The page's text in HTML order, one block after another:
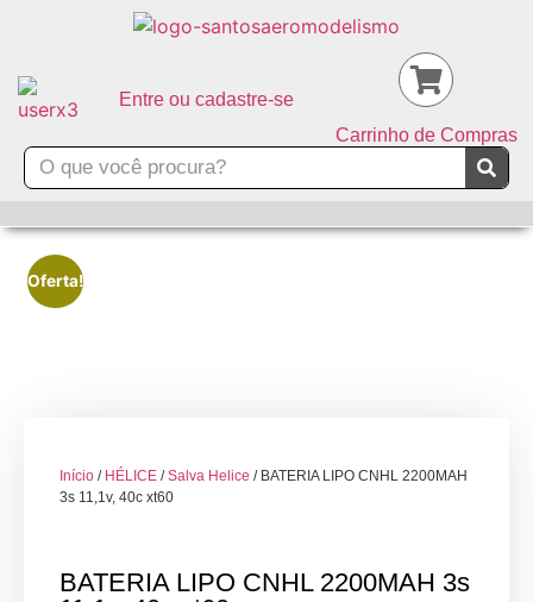
Entre ou cadastre-se
Carrinho de Compras
Oferta!
Início / HÉLICE /Salva Helice / BATERIA LIPO CNHL 2200MAH
3s 11,1v, 40c xt60
BATERIA LIPO CNHL 2200MAH 3s